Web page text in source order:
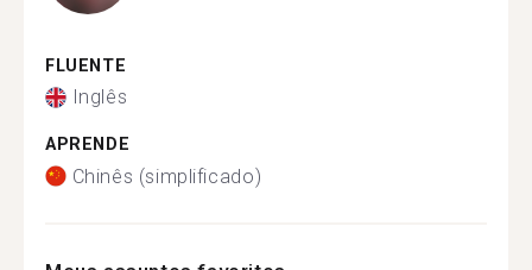
FLUENTE
Inglês
APRENDE
Chinês (simplificado)